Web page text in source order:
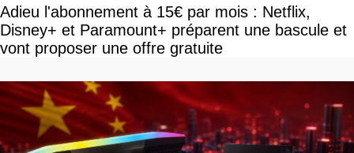
Adieu l'abonnement à 15€ par mois : Netflix,
Disney+ et Paramount+ préparent une bascule et
vont proposer une offre gratuite